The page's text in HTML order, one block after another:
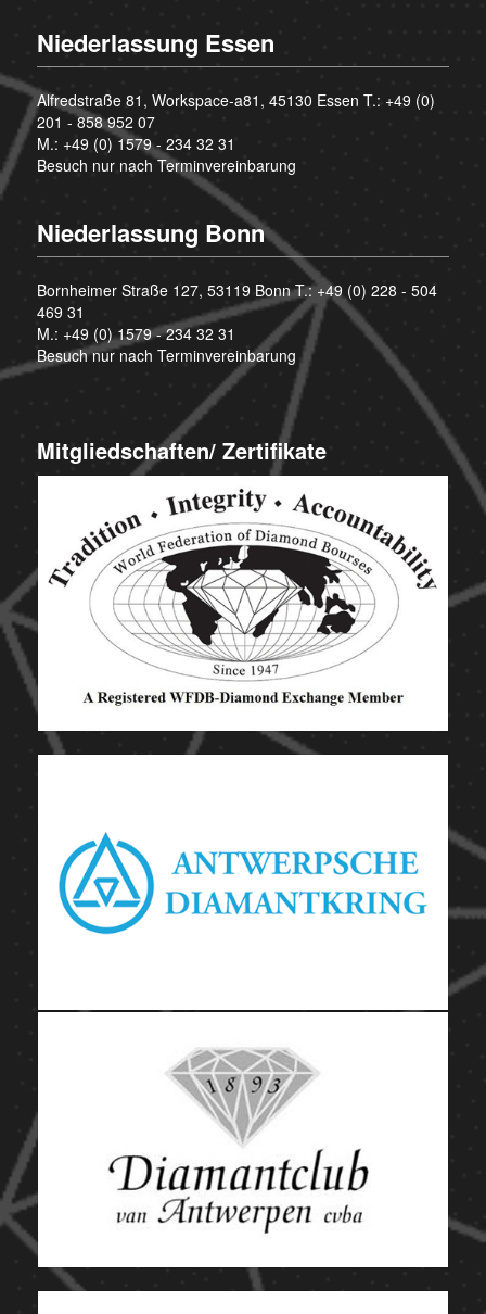
Niederlassung Essen
Alfredstraße 81, Workspace-a81, 45130 Essen T.: +49 (0)
201 - 858 952 07
M.: +49 (0) 1579 - 234 32 31
Besuch nur nach Terminvereinbarung
Niederlassung Bonn
Bornheimer Straße 127, 53119 Bonn T.:+49 (0) 228 - 504
469 31
M.: +49 (0) 1579 - 234 32 31
Besuch nur nach Terminvereinbarung
Mitgliedschaften/ Zertifikate